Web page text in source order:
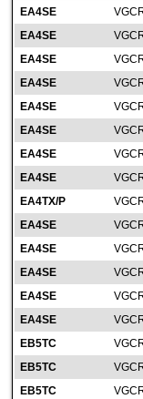
EA4SE
EA4SE
EA4SE
EA4SE
EA4SE
EA4SE
EA4SE
EA4SE
EA4TX/P
EA4SE
EA4SE
EA4SE
EA4SE
EA4SE
EB5TC
EB5TC
EB5TC